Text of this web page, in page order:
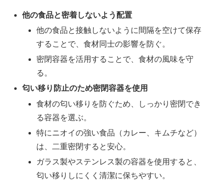
他の食品と密着しないよう配置
他の食品と接触しないように間隔を空けて保存
することで、食材同士の影響を防ぐ。
密閉容器を活用することで、食材の風味を守
る。
匂い移り防止のため密閉容器を使用
食材の匂い移りを防ぐため、しっかり密閉でき
る容器を選ぶ。
特にニオイの強い食品（カレー、キムチなど）
は、二重密閉すると安心。
ガラス製やステンレス製の容器を使用すると、
匂い移りしにくく清潔に保ちやすい。